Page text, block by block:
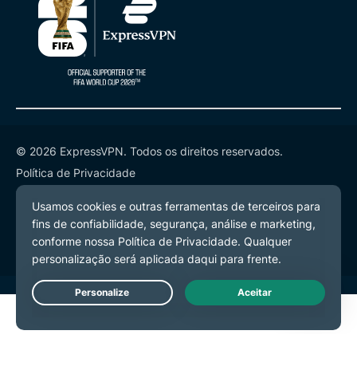
© 2026 ExpressVPN. Todos os direitos reservados.
Política de Privacidade
Termos de Serviço
Preferências de Cookies
Live Chat